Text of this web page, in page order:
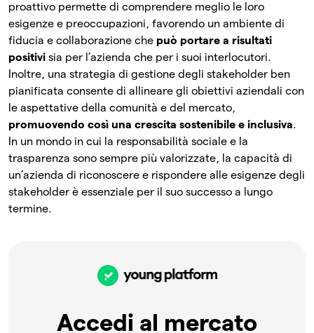
proattivo permette di comprendere meglio le loro
esigenze e preoccupazioni, favorendo un ambiente di
fiducia e collaborazione che può portare a risultati
positivi sia per l’azienda che per i suoi interlocutori.
Inoltre, una strategia di gestione degli stakeholder ben
pianificata consente di allineare gli obiettivi aziendali con
le aspettative della comunità e del mercato,
promuovendo così una crescita sostenibile e inclusiva.
In un mondo in cui la responsabilità sociale e la
trasparenza sono sempre più valorizzate, la capacità di
un’azienda di riconoscere e rispondere alle esigenze degli
stakeholder è essenziale per il suo successo a lungo
termine.
Accedi al mercato